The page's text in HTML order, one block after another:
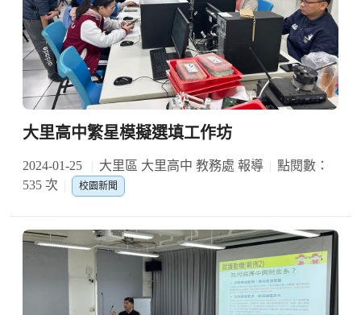
大里高中繁星模擬選填工作坊
2024-01-25 大里區 大里高中 教務處 報導
點閱數：
535 次
校園新聞